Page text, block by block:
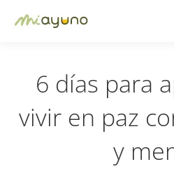
6 días para
vivir en paz
y